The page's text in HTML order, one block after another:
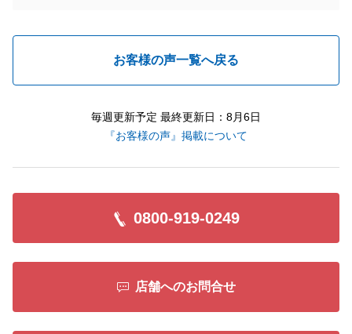
お客様の声一覧へ戻る
毎週更新予定 最終更新日：8月6日
『お客様の声』掲載について
0800-919-0249
店舗へのお問合せ